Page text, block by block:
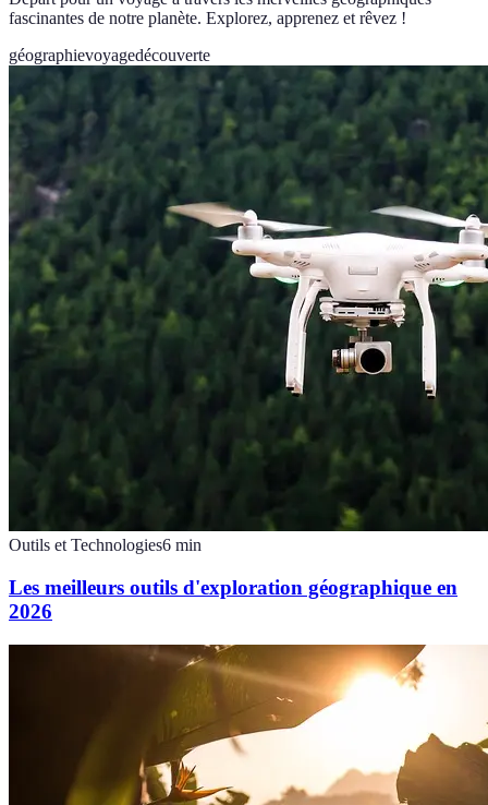
fascinantes de notre planète. Explorez, apprenez et rêvez !
géographievoyagedécouverte
Outils et Technologies6 min
Les meilleurs outils d'exploration géographique en
2026